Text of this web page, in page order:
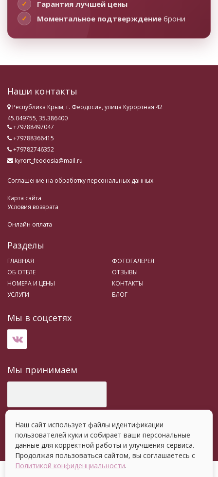
✓ Гарантия лучшей цены
✓ Моментальное подтверждение брони
Наши контакты
Республика Крым, г. Феодосия, улица Курортная 42
45.049755, 35.386400
+79788497047
+79788366415
+79782746352
kyrort_feodosia@mail.ru
Соглашение на обработку персональных данных
Карта сайта
Условия возврата
Онлайн оплата
Разделы
ГЛАВНАЯ
ОБ ОТЕЛЕ
НОМЕРА И ЦЕНЫ
УСЛУГИ
ФОТОГАЛЕРЕЯ
ОТЗЫВЫ
КОНТАКТЫ
БЛОГ
Мы в соцсетях
Мы принимаем
Наш сайт использует файлы идентификации
пользователей куки и собирает ваши персональные
данные для корректной работы и улучшения сервиса.
Продолжая пользоваться сайтом, вы соглашаетесь с
Политикой конфиденциальности.